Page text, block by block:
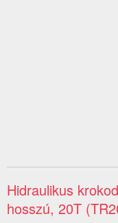
Hidraulikus
hosszú, 20T